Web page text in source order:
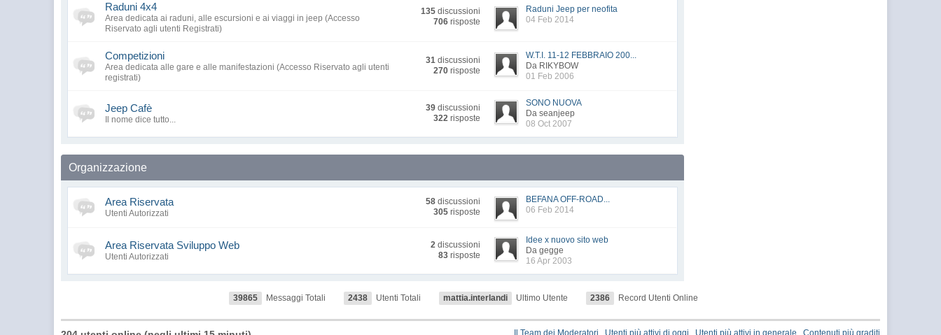
Raduni 4x4
Area dedicata ai raduni, alle escursioni e ai viaggi in jeep (Accesso
Riservato agli utenti Registrati)
135 discussioni
706 risposte
Raduni Jeep per neofita
04 Feb 2014
Competizioni
Area dedicata alle gare e alle manifestazioni (Accesso Riservato agli utenti
registrati)
31 discussioni
270 risposte
W.T.I. 11-12 FEBBRAIO 200...
Da RIKYBOW
01 Feb 2006
Jeep Cafè
Il nome dice tutto...
39 discussioni
322 risposte
SONO NUOVA
Da seanjeep
08 Oct 2007
Organizzazione
Area Riservata
Utenti Autorizzati
58 discussioni
305 risposte
BEFANA OFF-ROAD...
06 Feb 2014
Area Riservata Sviluppo Web
Utenti Autorizzati
2 discussioni
83 risposte
Idee x nuovo sito web
Da gegge
16 Apr 2003
39865 Messaggi Totali 2438 Utenti Totali mattia.interlandi Ultimo Utente 2386 Record Utenti Online
Il Team dei Moderatori Utenti più attivi di oggi Utenti più attivi in generale Contenuti più graditi